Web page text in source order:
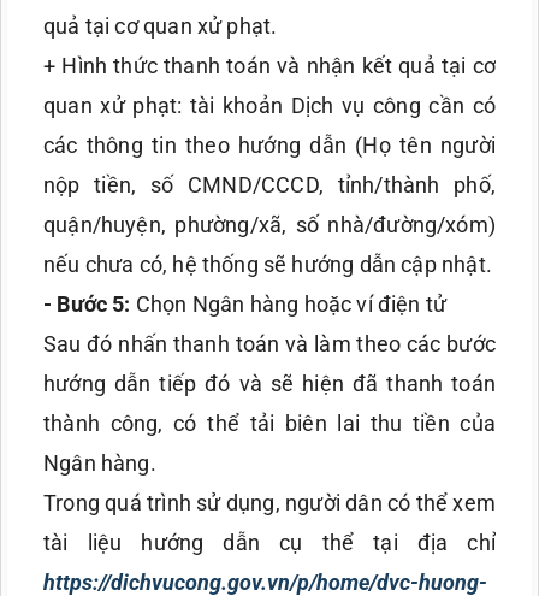
quả tại cơ quan xử phạt.
+ Hình thức thanh toán và nhận kết quả tại cơ
quan xử phạt: tài khoản Dịch vụ công cần có
các thông tin theo hướng dẫn (Họ tên người
nộp tiền, số CMND/CCCD, tỉnh/thành phố,
quận/huyện, phường/xã, số nhà/đường/xóm)
nếu chưa có, hệ thống sẽ hướng dẫn cập nhật.
- Bước 5: Chọn Ngân hàng hoặc ví điện tử
Sau đó nhấn thanh toán và làm theo các bước
hướng dẫn tiếp đó và sẽ hiện đã thanh toán
thành công, có thể tải biên lai thu tiền của
Ngân hàng.
Trong quá trình sử dụng, người dân có thể xem
tài liệu hướng dẫn cụ thể tại địa chỉ
https://dichvucong.gov.vn/p/home/dvc-huong-